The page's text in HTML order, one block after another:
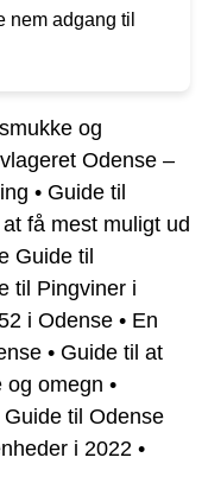
nem adgang til
og
Odense –
• Guide til
få mest muligt ud
Guide til
til Pingviner i
i Odense • En
• Guide til at
og omegn •
Guide til Odense
i 2022 •